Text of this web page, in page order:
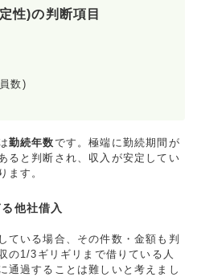
性)の判断項目
数)
勤続年数です。極端に勤続期間が
ると判断され、収入が安定してい
ます。
他社借入
ている場合、その件数・金額も判
の1/3ギリギリまで借りている人
通過することは難しいと考えまし